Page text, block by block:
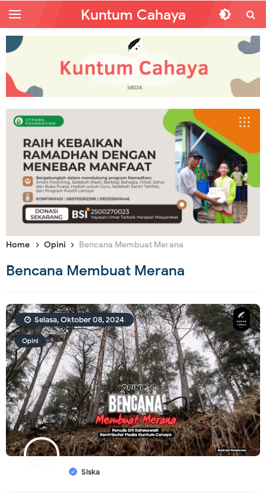
Kuntum Cahaya
Home Opini Bencana Membuat Merana
Bencana Membuat Merana
Opini
Siska
Selasa, Oktober 08, 2024